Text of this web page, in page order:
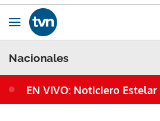
Ir al contenido
Obrir navegació
Nacionales
EN VIVO: Noticiero Estelar